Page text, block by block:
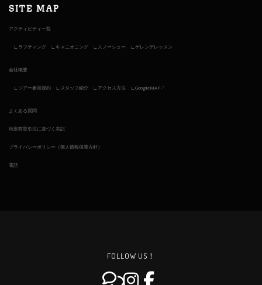
SITE MAP
アクティビティ一覧
ラフティング キャニオニング スノーシュー ゲレンデレッスン
会社概要
ツアー参加規約 スタッフ紹介 アクセス方法 GoogleMAP↗︎
よくある質問
特定商取引法に基づく表記
プライバシーポリシー（個人情報保護方針）
電話
FOLLOW US！